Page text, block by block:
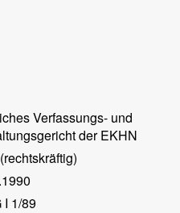
Verfassungs- und
der EKHN
I 1/89